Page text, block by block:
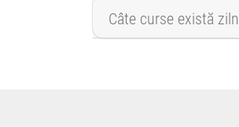
Câte curse există